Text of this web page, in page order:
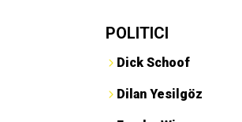
POLITICI
Dick Schoof
Dilan Yesilgöz